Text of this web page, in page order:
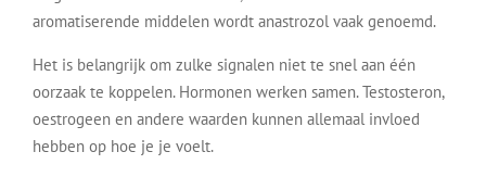
aromatiserende middelen wordt anastrozol vaak genoemd.
Het is belangrijk om zulke signalen niet te snel aan één
oorzaak te koppelen. Hormonen werken samen. Testosteron,
oestrogeen en andere waarden kunnen allemaal invloed
hebben op hoe je je voelt.